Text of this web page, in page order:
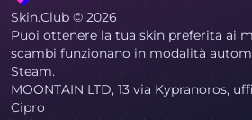
Skin.Club © 2026
Puoi ottenere la tua skin preferita ai
scambi funzionano in modalità
Steam.
MOONTAIN LTD, 13 via Kypranoros,
Cipro